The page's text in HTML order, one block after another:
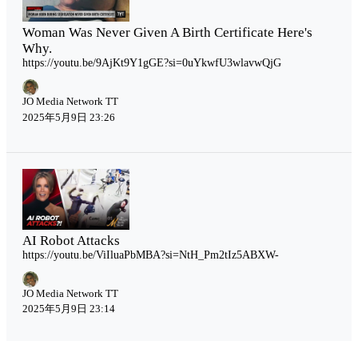
Woman Was Never Given A Birth Certificate Here's
Why.
https://youtu.be/9AjKt9Y1gGE?si=0uYkwfU3wlavwQjG
JO Media Network TT
2025年5月9日 23:26
AI Robot Attacks
https://youtu.be/ViIluaPbMBA?si=NtH_Pm2tIz5ABXW-
JO Media Network TT
2025年5月9日 23:14